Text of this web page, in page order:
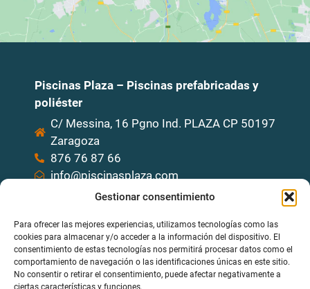
Gestionar consentimiento
Para ofrecer las mejores experiencias, utilizamos tecnologías como las
cookies para almacenar y/o acceder a la información del dispositivo. El
consentimiento de estas tecnologías nos permitirá procesar datos como el
comportamiento de navegación o las identificaciones únicas en este sitio.
No consentir o retirar el consentimiento, puede afectar negativamente a
ciertas características y funciones.
Piscinas Plaza – Piscinas prefabricadas y
poliéster
C/ Messina, 16 Pgno Ind. PLAZA CP 50197
Zaragoza
876 76 87 66
info@piscinasplaza.com
Quizás te interese
Piscinas Clásicas
Piscinas Elevadas